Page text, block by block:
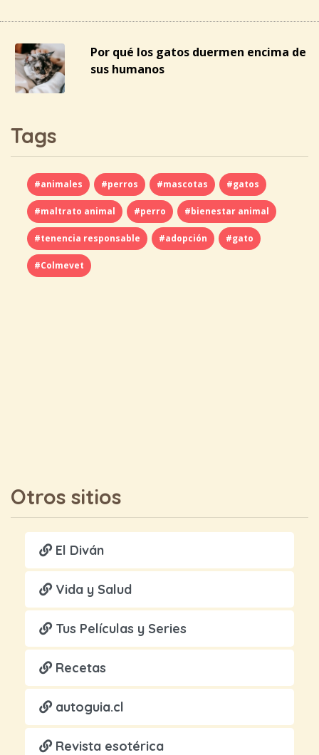
Por qué los gatos duermen encima de
sus humanos
Tags
#animales #perros #mascotas #gatos
#maltrato animal #perro #bienestar animal
#tenencia responsable #adopción #gato
#Colmevet
Otros sitios
El Diván
Vida y Salud
Tus Películas y Series
Recetas
autoguia.cl
Revista esotérica